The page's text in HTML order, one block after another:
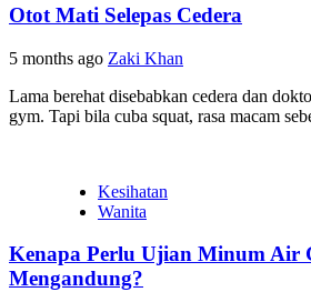
Otot Mati Selepas Cedera
5 months ago Zaki Khan
Lama berehat disebabkan cedera dan
gym. Tapi bila cuba squat, rasa macam
Kesihatan
Wanita
Kenapa Perlu Ujian Minum Air
Mengandung?